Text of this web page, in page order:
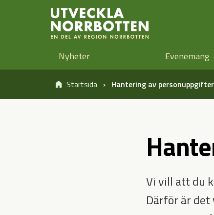
Öppna sidans huvudnavigering
Hoppa till sidans innehåll
Hoppa direkt till artikel
Nyheter Evenemang
Startsida Hantering av personuppgifter
Vi vill att du
Därför är